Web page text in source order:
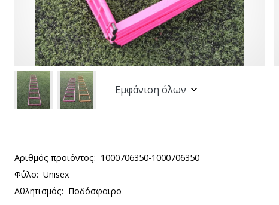
Εμφάνιση όλων
Αριθμός προϊόντος: 1000706350-1000706350
Φύλο: Unisex
Αθλητισμός: Ποδόσφαιρο